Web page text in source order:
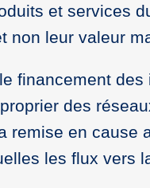
et services
non leur valeur
financement
des
remise en cause
les flux vers